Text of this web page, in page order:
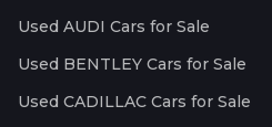
Used AUDI Cars for Sale
Used BENTLEY Cars for Sale
Used CADILLAC Cars for Sale